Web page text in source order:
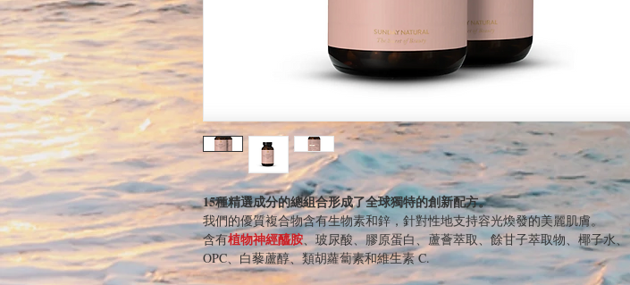
15種精選成分的總組合形成了全球獨特的創新配方。
我們的優質複合物含有生物素和鋅，針對性地支持容光煥發的美麗肌膚。
含有植物神經醯胺、玻尿酸、膠原蛋白、蘆薈萃取、餘甘子萃取物、椰子水、
OPC、白藜蘆醇、類胡蘿蔔素和維生素 C.